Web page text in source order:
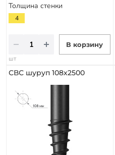
Толщина стенки
4
В корзину
шт
СВС шуруп 108х2500